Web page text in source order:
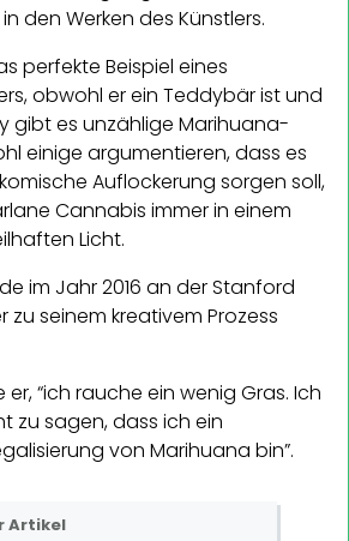
den Werken des Künstlers.
perfekte Beispiel eines
obwohl er ein Teddybär ist und
gibt es unzählige Marihuana-
einige argumentieren, dass es
Auflockerung sorgen soll,
Cannabis immer in einem
Licht.
im Jahr 2016 an der Stanford
zu seinem kreativem Prozess
er, “ich rauche ein wenig Gras. Ich
zu sagen, dass ich ein
von Marihuana bin”.
Artikel